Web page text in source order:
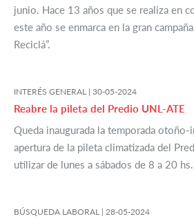
junio. Hace 13 años que se realiza en
este año se enmarca en la gran
Reciclá”.
INTERÉS GENERAL | 30-05-2024
Reabre la pileta del Predio UNL-ATE
Queda inaugurada la temporada
apertura de la pileta climatizada del
utilizar de lunes a sábados de 8 a 20 hs.
BÚSQUEDA LABORAL | 28-05-2024